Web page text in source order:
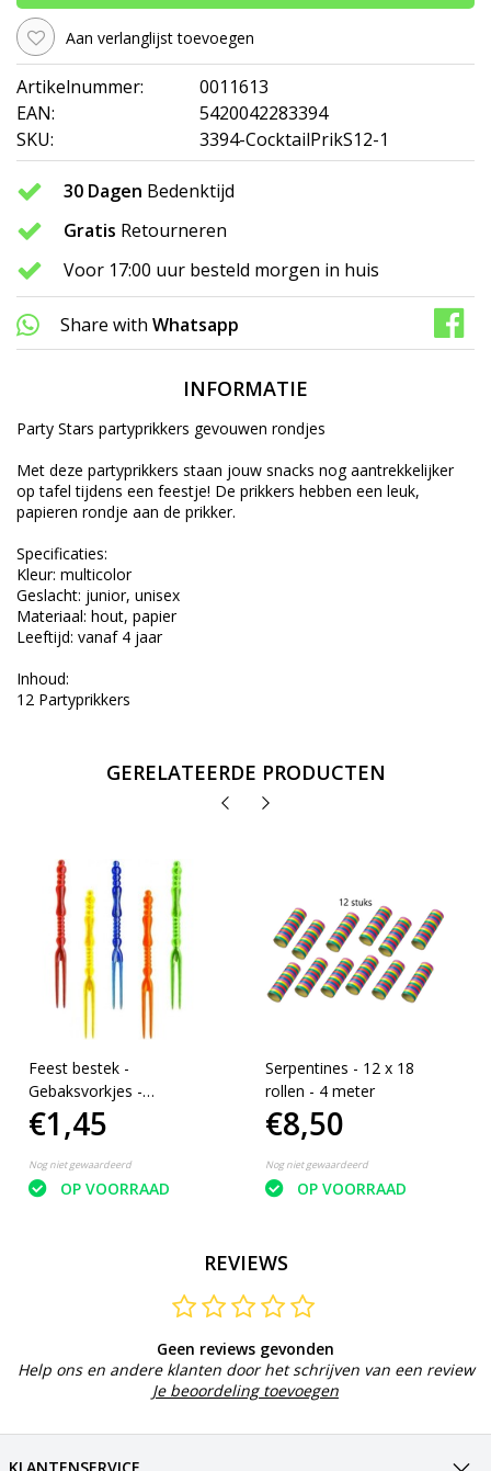
Aan verlanglijst toevoegen
Artikelnummer:
0011613
EAN:
5420042283394
SKU:
3394-CocktailPrikS12-1
30 Dagen Bedenktijd
Gratis Retourneren
Voor 17:00 uur besteld morgen in huis
Share with Whatsapp
INFORMATIE
Party Stars partyprikkers gevouwen rondjes
Met deze partyprikkers staan jouw snacks nog aantrekkelijker
op tafel tijdens een feestje! De prikkers hebben een leuk,
papieren rondje aan de prikker.
Specificaties:
Kleur: multicolor
Geslacht: junior, unisex
Materiaal: hout, papier
Leeftijd: vanaf 4 jaar
Inhoud:
12 Partyprikkers
GERELATEERDE PRODUCTEN
Feest bestek -
Gebaksvorkjes -
Wegwerp vorken - 11 Cm
- 24 stuks - Plastic
€1,45
Nog niet gewaardeerd
OP VOORRAAD
Serpentines - 12 x 18
rollen - 4 meter
€8,50
Nog niet gewaardeerd
OP VOORRAAD
REVIEWS
Geen reviews gevonden
Help ons en andere klanten door het schrijven van een review
Je beoordeling toevoegen
KLANTENSERVICE